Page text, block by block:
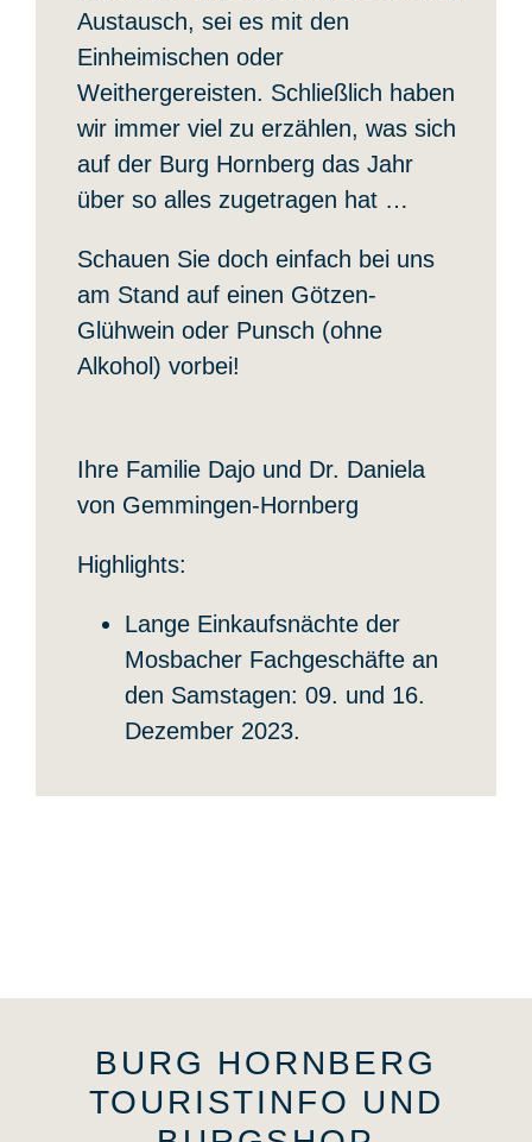
Austausch, sei es mit den
Einheimischen oder
Weithergereisten. Schließlich haben
wir immer viel zu erzählen, was sich
auf der Burg Hornberg das Jahr
über so alles zugetragen hat …
Schauen Sie doch einfach bei uns
am Stand auf einen Götzen-
Glühwein oder Punsch (ohne
Alkohol) vorbei!
Ihre Familie Dajo und Dr. Daniela
von Gemmingen-Hornberg
Highlights:
Lange Einkaufsnächte der
Mosbacher Fachgeschäfte an
den Samstagen: 09. und 16.
Dezember 2023.
BURG HORNBERG
TOURISTINFO UND